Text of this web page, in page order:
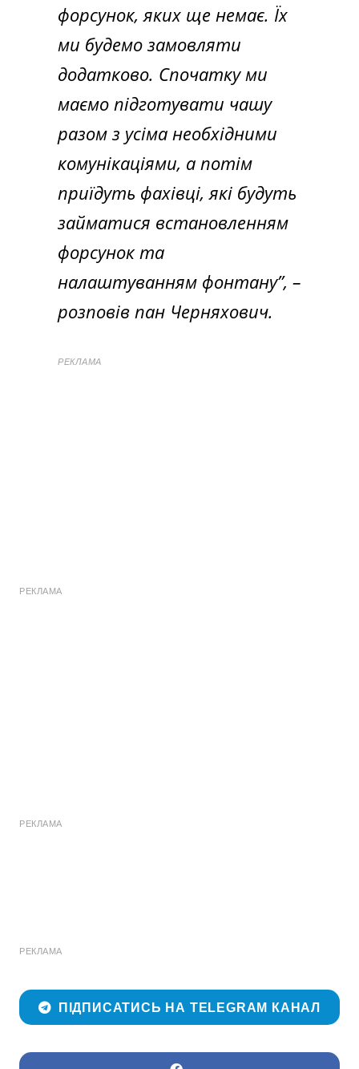
форсунок, яких ще немає. Їх
ми будемо замовляти
додатково. Спочатку ми
маємо підготувати чашу
разом з усіма необхідними
комунікаціями, а потім
приїдуть фахівці, які будуть
займатися встановленням
форсунок та
налаштуванням фонтану”, –
розповів пан Черняхович.
РЕКЛАМА
РЕКЛАМА
РЕКЛАМА
РЕКЛАМА
ПІДПИСАТИСЬ НА TELEGRAM КАНАЛ